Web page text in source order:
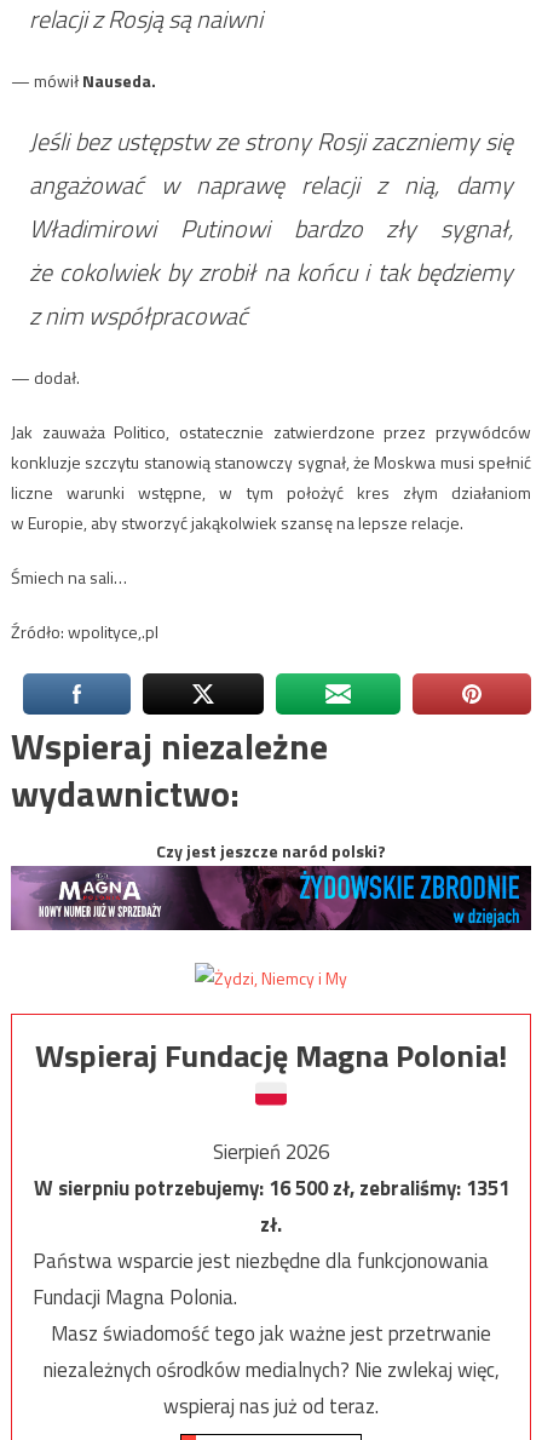
relacji z Rosją są naiwni
— mówiłNauseda.
Jeśli bez ustępstw ze strony Rosji zaczniemy się
angażować w naprawę relacji z nią, damy
Władimirowi Putinowi bardzo zły sygnał,
że cokolwiek by zrobił na końcu i tak będziemy
z nim współpracować
— dodał.
Jak zauważa Politico, ostatecznie zatwierdzone przez przywódców
konkluzje szczytu stanowią stanowczy sygnał, że Moskwa musi spełnić
liczne warunki wstępne, w tym położyć kres złym działaniom
w Europie, aby stworzyć jakąkolwiek szansę na lepsze relacje.
Śmiech na sali…
Źródło: wpolityce,.pl
Wspieraj niezależne
wydawnictwo:
Czy jest jeszcze naród polski?
Wspieraj Fundację Magna Polonia!
Sierpień 2026
W sierpniu potrzebujemy:16 500zł, zebraliśmy:1351
zł.
Państwa wsparcie jest niezbędne dla funkcjonowania
Fundacji Magna Polonia.
Masz świadomość tego jak ważne jest przetrwanie
niezależnych ośrodków medialnych? Nie zwlekaj więc,
wspieraj nas już od teraz.